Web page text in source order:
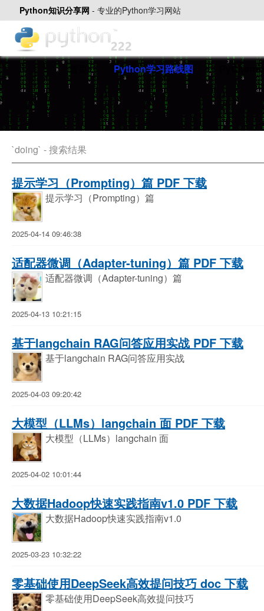
Python知识分享网 - 专业的Python学习网站
首页 Python学习路线图
`doing` - 搜索结果
提示学习（Prompting）篇 PDF 下载
提示学习（Prompting）篇
2025-04-14 09:46:38
适配器微调（Adapter-tuning）篇 PDF 下载
适配器微调（Adapter-tuning）篇
2025-04-13 10:21:15
基于langchain RAG问答应用实战 PDF 下载
基于langchain RAG问答应用实战
2025-04-03 09:20:42
大模型（LLMs）langchain 面 PDF 下载
大模型（LLMs）langchain 面
2025-04-02 10:01:44
大数据Hadoop快速实践指南v1.0 PDF 下载
大数据Hadoop快速实践指南v1.0
2025-03-23 10:32:22
零基础使用DeepSeek高效提问技巧 doc 下载
零基础使用DeepSeek高效提问技巧